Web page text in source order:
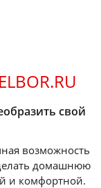
свой
возможность
домашнюю
и комфортной.